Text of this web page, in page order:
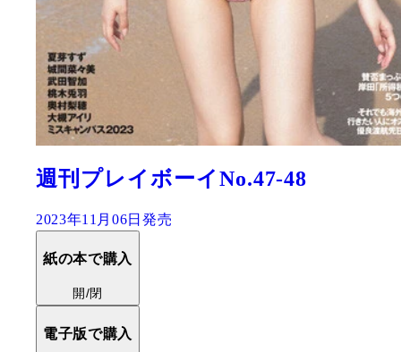
週刊プレイボーイNo.47-48
2023年11月06日発売
紙の本で購入
開/閉
電子版で購入